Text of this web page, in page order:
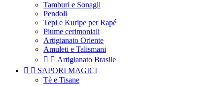
Tamburi e Sonagli
Pendoli
Tepi e Kuripe per Rapé
Piume cerimoniali
Artigianato Oriente
Amuleti e Talismani
  Artigianato Brasile
  SAPORI MAGICI
Tè e Tisane